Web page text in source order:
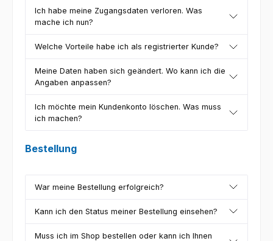
Ich habe meine Zugangsdaten verloren. Was
mache ich nun?
Welche Vorteile habe ich als registrierter Kunde?
Meine Daten haben sich geändert. Wo kann ich die
Angaben anpassen?
Ich möchte mein Kundenkonto löschen. Was muss
ich machen?
Bestellung
War meine Bestellung erfolgreich?
Kann ich den Status meiner Bestellung einsehen?
Muss ich im Shop bestellen oder kann ich Ihnen